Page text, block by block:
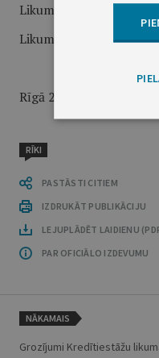
Likums stājas spēkā
Likums Saeimā
Rīgā 2000.gada 14.jūnijā
RĪKI
PASTĀSTI CITIEM
IZDRUKĀT PUBLIKĀCIJU
LEJUPLĀDĒT LAIDIENU
PAR OFICIĀLO IZDEVUMU
NĀKAMAIS
Grozījumi Kredītiestāžu